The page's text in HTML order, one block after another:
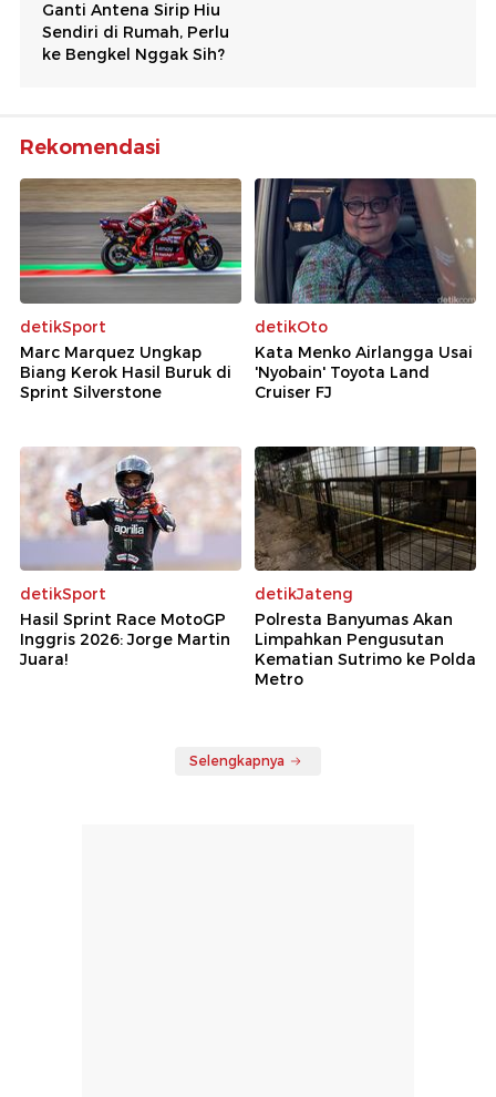
Rekomendasi
detikSport
Marc Marquez Ungkap
Biang Kerok Hasil Buruk di
Sprint Silverstone
detikOto
Kata Menko Airlangga Usai
'Nyobain' Toyota Land
Cruiser FJ
detikSport
Hasil Sprint Race MotoGP
Inggris 2026: Jorge Martin
Juara!
detikJateng
Polresta Banyumas Akan
Limpahkan Pengusutan
Kematian Sutrimo ke Polda
Metro
Selengkapnya